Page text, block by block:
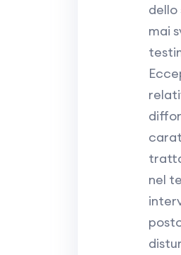
dello
mai
nel